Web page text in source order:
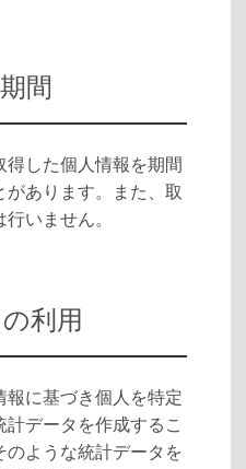
間
得した個人情報を期間
あります。また、取
いません。
利用
報に基づき個人を特定
データを作成するこ
のような統計データを